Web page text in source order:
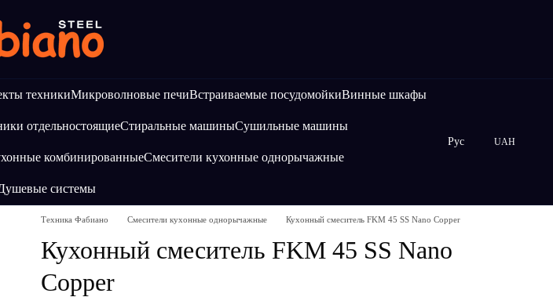
техникиМикроволновые печиВстраиваемые посудомойкиВинные шкафы
отдельностоящиеСтиральные машиныСушильные машины
комбинированныеСмесители кухонные однорычажные
системы
Рус UAH
Техника Фабиано Смесители кухонные однорычажные Кухонный смеситель FKM 45 SS Nano Copper
Кухонный смеситель FKM 45 SS Nano
Copper